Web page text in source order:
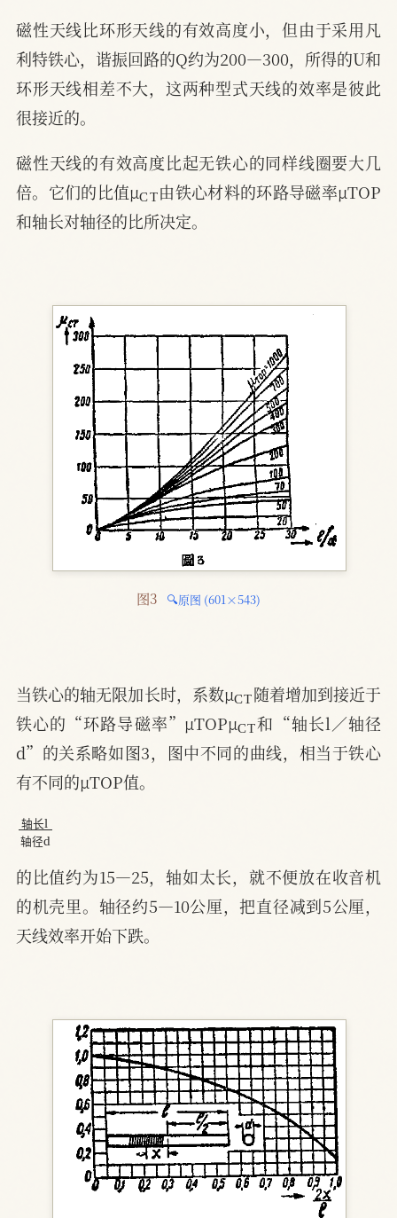
磁性天线比环形天线的有效高度小，但由于采用凡
利特铁心，谐振回路的Q约为200—300，所得的U和
环形天线相差不大，这两种型式天线的效率是彼此
很接近的。
磁性天线的有效高度比起无铁心的同样线圈要大几
倍。它们的比值μCT由铁心材料的环路导磁率μTOP
和轴长对轴径的比所决定。
图3 🔍原图 (601×543)
当铁心的轴无限加长时，系数μ T
随着增加到接近于
铁心的“环路导磁率”μTOPμCT和“轴长l／轴径
d”的关系略如图3，图中不同的曲线，相当于铁心
有不同的μTOP值。
轴长
轴径
轴长
l轴
径d
的比值约为15—25，轴如太长，就不便放在收音机
的机壳里。轴径约5—10公厘，把直径减到5公厘，
天线效率开始下跌。